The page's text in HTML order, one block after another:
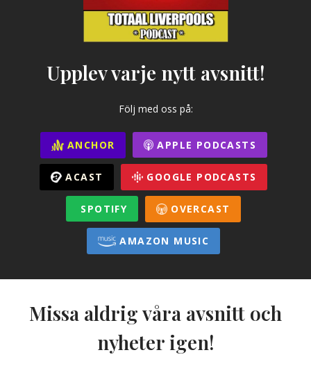
Upplev varje nytt avsnitt!
Följ med oss på:
ANCHOR APPLE PODCASTS
ACAST GOOGLE PODCASTS
SPOTIFY OVERCAST
AMAZON MUSIC
Missa aldrig våra avsnitt och
nyheter igen!